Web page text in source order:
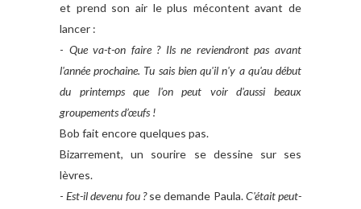
et prend son air le plus mécontent avant de
lancer :
- Que va-t-on faire ? Ils ne reviendront pas avant
l'année prochaine. Tu sais bien qu'il n'y a qu'au début
du printemps que l'on peut voir d'aussi beaux
groupements d’œufs !
Bob fait encore quelques pas.
Bizarrement, un sourire se dessine sur ses
lèvres.
-Est-il devenu fou ?se demande Paula.C'était peut-